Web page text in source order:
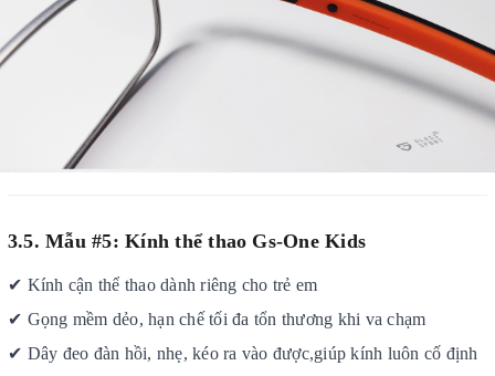
3.5. Mẫu #5: Kính thể thao Gs-One Kids
✔ Kính cận thể thao dành riêng cho trẻ em
✔ Gọng mềm dẻo, hạn chế tối đa tổn thương khi va chạm
✔ Dây đeo đàn hồi, nhẹ, kéo ra vào được,giúp kính luôn cố định